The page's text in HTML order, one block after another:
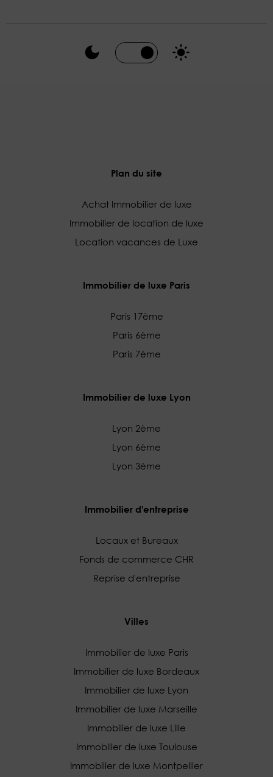
Plan du site
Achat Immobilier de luxe
Immobilier de location de luxe
Location vacances de Luxe
Immobilier de luxe Paris
Paris 17ème
Paris 6ème
Paris 7ème
Immobilier de luxe Lyon
Lyon 2ème
Lyon 6ème
Lyon 3ème
Immobilier d'entreprise
Locaux et Bureaux
Fonds de commerce CHR
Reprise d'entreprise
Villes
Immobilier de luxe Paris
Immobilier de luxe Bordeaux
Immobilier de luxe Lyon
Immobilier de luxe Marseille
Immobilier de luxe Lille
Immobilier de luxe Toulouse
Immobilier de luxe Montpellier